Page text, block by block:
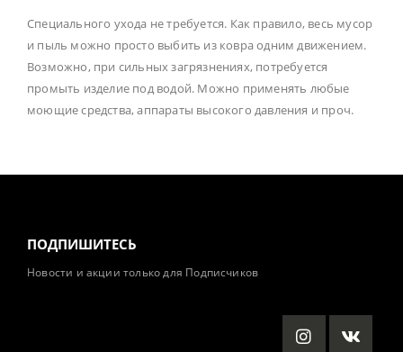
Специального ухода не требуется. Как правило, весь мусор
и пыль можно просто выбить из ковра одним движением.
Возможно, при сильных загрязнениях, потребуется
промыть изделие под водой. Можно применять любые
моющие средства, аппараты высокого давления и проч.
ПОДПИШИТЕСЬ
Новости и акции только для Подписчиков